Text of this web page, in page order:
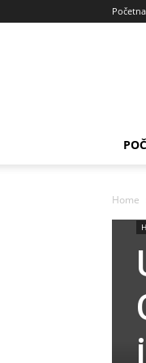
Početna
Home